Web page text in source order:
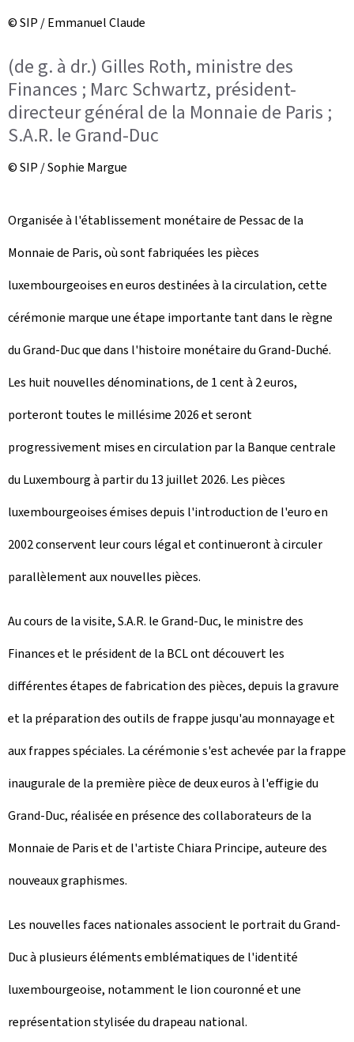
© SIP / Emmanuel Claude
(de g. à dr.) Gilles Roth, ministre des
Finances ; Marc Schwartz, président-
directeur général de la Monnaie de Paris ;
S.A.R. le Grand-Duc
© SIP / Sophie Margue
Organisée à l'établissement monétaire de Pessac de la
Monnaie de Paris, où sont fabriquées les pièces
luxembourgeoises en euros destinées à la circulation, cette
cérémonie marque une étape importante tant dans le règne
du Grand-Duc que dans l'histoire monétaire du Grand-Duché.
Les huit nouvelles dénominations, de 1 cent à 2 euros,
porteront toutes le millésime 2026 et seront
progressivement mises en circulation par la Banque centrale
du Luxembourg à partir du 13 juillet 2026. Les pièces
luxembourgeoises émises depuis l'introduction de l'euro en
2002 conservent leur cours légal et continueront à circuler
parallèlement aux nouvelles pièces.
Au cours de la visite, S.A.R. le Grand-Duc, le ministre des
Finances et le président de la BCL ont découvert les
différentes étapes de fabrication des pièces, depuis la gravure
et la préparation des outils de frappe jusqu'au monnayage et
aux frappes spéciales. La cérémonie s'est achevée par la frappe
inaugurale de la première pièce de deux euros à l'effigie du
Grand-Duc, réalisée en présence des collaborateurs de la
Monnaie de Paris et de l'artiste Chiara Principe, auteure des
nouveaux graphismes.
Les nouvelles faces nationales associent le portrait du Grand-
Duc à plusieurs éléments emblématiques de l'identité
luxembourgeoise, notamment le lion couronné et une
représentation stylisée du drapeau national.